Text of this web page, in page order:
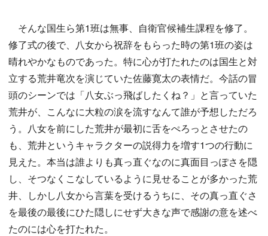
そんな国生ら第1班は無事、自衛官候補生課程を修了。
修了式の後で、八女から祝辞をもらった時の第1班の姿は
晴れやかなものであった。特に心が打たれたのは国生と対
立する荒井竜次を演じていた佐藤寛太の表情だ。今話の冒
頭のシーンでは「八女ぶっ飛ばしたくね？」と言っていた
荒井が、こんなに大粒の涙を流すなんて誰が予想しただろ
う。八女を前にした荒井が最初に舌をぺろっとさせたの
も、荒井というキャラクターの説得力を増す1つの行動に
見えた。本当は誰よりも真っ直ぐなのに真面目っぽさを隠
し、そつなくこなしているように見せることが多かった荒
井、しかし八女から言葉を受けるうちに、その真っ直ぐさ
を最後の最後にひた隠しにせず大きな声で感謝の意を述べ
たのには心を打たれた。